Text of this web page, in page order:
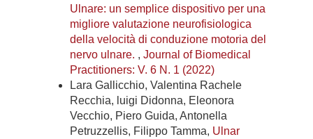
Ulnare: un semplice dispositivo per una
migliore valutazione neurofisiologica
della velocità di conduzione motoria del
nervo ulnare. , Journal of Biomedical
Practitioners: V. 6 N. 1 (2022)
Lara Gallicchio, Valentina Rachele
Recchia, luigi Didonna, Eleonora
Vecchio, Piero Guida, Antonella
Petruzzellis, Filippo Tamma, Ulnar